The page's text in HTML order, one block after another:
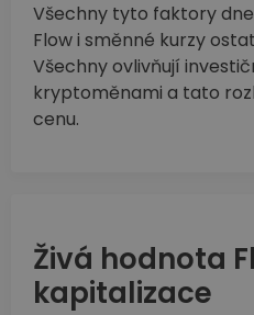
Všechny tyto faktory
Flow i směnné kurzy
Všechny ovlivňují
kryptoměnami a tato
cenu.
Živá hodnota
kapitalizace